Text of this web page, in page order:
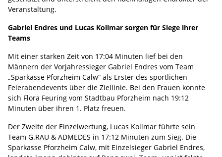
Veranstaltung.
Gabriel Endres und Lucas Kollmar sorgen für Siege ihrer
Teams
Mit einer starken Zeit von 17:04 Minuten lief bei den
Männern der Vorjahressieger Gabriel Endres vom Team
„Sparkasse Pforzheim Calw“ als Erster des sportlichen
Feierabendevents über die Ziellinie. Bei den Frauen konnte
sich Flora Feuring vom Stadtbau Pforzheim nach 19:12
Minuten über ihren 1. Platz freuen.
Der Zweite der Einzelwertung, Lucas Kollmar führte sein
Team G.RAU & ADMEDES in 17:12 Minuten zum Sieg. Die
Sparkasse Pforzheim Calw, mit Einzelsieger Gabriel Endres,